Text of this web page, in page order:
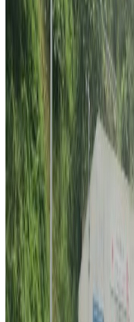
सरल गुरुङ/व्रिजवेन
ब्लड क्यान्सरबाट पीडित
अष्ट्रेलियाका नेपालीको
ब्रिजवेनको नेपाली समाजमा
साता अघि ब्लड क्यान्सर भएको
गरेपछि व्रिजवेनमा सक्रिय
हातेमालो गरेका छन् ।
गैरआवासिय नेपाली संघ
अगुवाहरुले पाच दिन अघि नै
बनाएको हो । उनीहरुकै
संघसंस्थाहरुले सामुहिक रुपमा